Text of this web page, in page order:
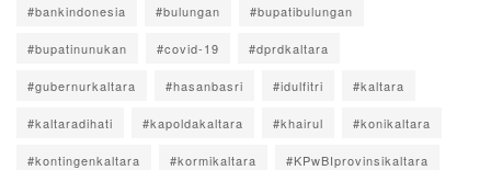
#bankindonesia #bulungan #bupatibulungan
#bupatinunukan #covid-19 #dprdkaltara
#gubernurkaltara #hasanbasri #idulfitri #kaltara
#kaltaradihati #kapoldakaltara #khairul #konikaltara
#kontingenkaltara #kormikaltara #KPwBIprovinsikaltara